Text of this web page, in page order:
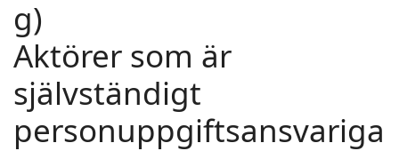
g)
Aktörer som är
självständigt
personuppgiftsansvariga